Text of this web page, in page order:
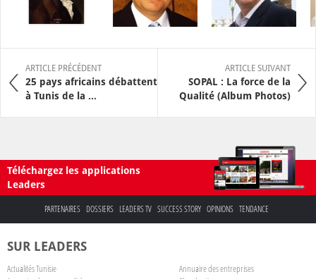
ARTICLE PRÉCÉDENT
25 pays africains débattent
à Tunis de la ...
ARTICLE SUIVANT
SOPAL : La force de la
Qualité (Album Photos)
Téléchargez les applications
Leaders
PARTENAIRES DOSSIERS LEADERS TV SUCCESS STORY OPINIONS TENDANCE
SUR LEADERS
Actualités Tunisie
Annuaire des entreprises